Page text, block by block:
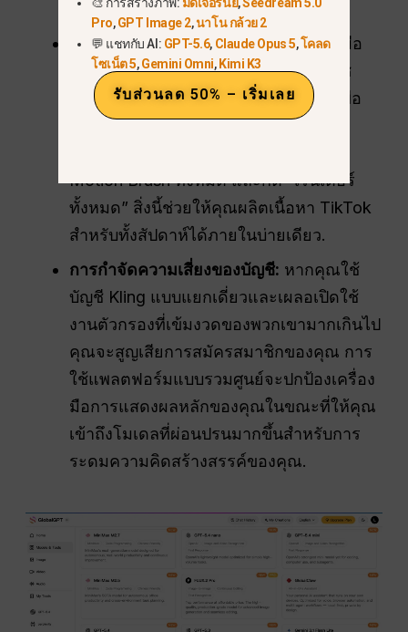
เฉพาะภาพที่ “ชนะ” ไปยัง Kling เท่านั้น.
จัดกลุ่มการผลิตของคุณ:นักสร้างสรรค์มือ
อาชีพไม่ทำวิดีโอทีละอัน พวกเขาใช้แดช
บอร์ดแบบครบวงจรอย่าง GlobalGPT เพื่อ
สร้างภาพพื้นฐานทั้งหมดในเวลาเพียง 10
Motion Brush ทั้งหมด และกด “เรนเดอร์
ทั้งหมด” สิ่งนี้ช่วยให้คุณผลิตเนื้อหา TikTok
สำหรับทั้งสัปดาห์ได้ภายในบ่ายเดียว.
การกำจัดความเสี่ยงของบัญชี: หากคุณใช้
บัญชี Kling แบบแยกเดี่ยวและเผลอเปิดใช้
งานตัวกรองที่เข้มงวดของพวกเขามากเกินไป
คุณจะสูญเสียการสมัครสมาชิกของคุณ การ
ใช้แพลตฟอร์มแบบรวมศูนย์จะปกป้องเครื่อง
มือการแสดงผลหลักของคุณในขณะที่ให้คุณ
เข้าถึงโมเดลที่ผ่อนปรนมากขึ้นสำหรับการ
ระดมความคิดสร้างสรรค์ของคุณ.
Pro,GPT Image 2,นาโน กล้วย 2
💬 แชทกับ AI: GPT-5.6, Claude Opus 5,โคลด
โซเน็ต 5,Gemini Omni,Kimi K3
รับส่วนลด 50% – เริ่มเลย